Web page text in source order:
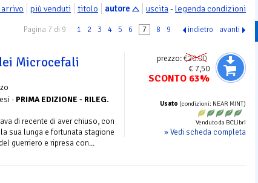
più venduti titolo autore uscita-legenda condizioni
Pagina 7 di 9 1 2 3 4 5 6 7 8 9 indietro avanti
prezzo:€20.00
€ 7,50
SCONTO 63%
Usato (condizioni: NEAR MINT)
Venduto da BCLibri
» Vedi scheda completa
Microcefali
- PRIMA EDIZIONE - RILEG.
di recente di aver chiuso, con
sua lunga e fortunata stagione
guerriero e ripresa con...